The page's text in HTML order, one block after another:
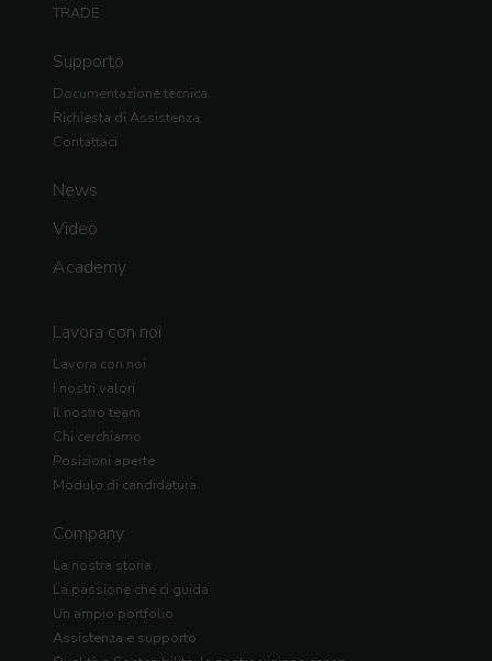
TRADE
Supporto
Documentazione tecnica
Richiesta di Assistenza
Contattaci
News
Video
Academy
Lavora con noi
Lavora con noi
I nostri valori
Il nostro team
Chi cerchiamo
Posizioni aperte
Modulo di candidatura
Company
La nostra storia
La passione che ci guida
Un ampio portfolio
Assistenza e supporto